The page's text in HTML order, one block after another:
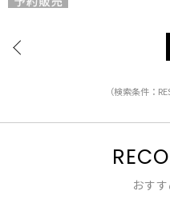
（検索条件：
おす